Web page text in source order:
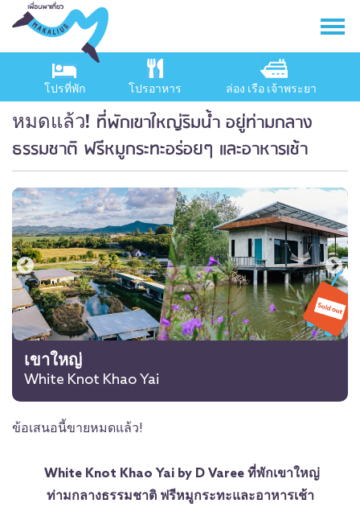
โปรที่พัก โปรอาหาร ล่อง เรือ เจ้าพระยา
หมดแล้ว! ที่พักเขาใหญ่ริมน้ำ อยู่ท่ามกลาง
ธรรมชาติ ฟรีหมูกระทะอร่อยๆ และอาหารเช้า
เขาใหญ่
White Knot Khao Yai
ข้อเสนอนี้ขายหมดแล้ว!
White Knot Khao Yai by D Varee ที่พักเขาใหญ่
ท่ามกลางธรรมชาติ ฟรีหมูกระทะและอาหารเช้า